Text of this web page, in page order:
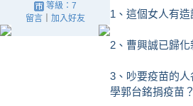
等級：7
留言｜ 加入好友 1、這個女人有
2、曹興誠已歸
3、吵要疫苗的
學郭台銘捐疫苗